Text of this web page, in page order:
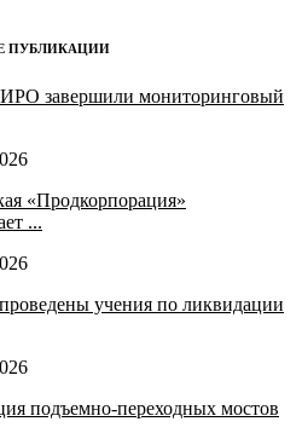
ПУБЛИКАЦИИ
завершили мониторинговый
«Продкорпорация»
...
учения по ликвидации
подъемно-переходных мостов